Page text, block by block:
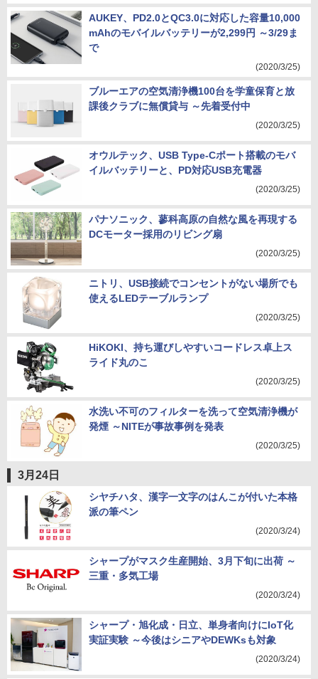
AUKEY、PD2.0とQC3.0に対応した容量10,000
mAhのモバイルバッテリーが2,299円 ～3/29ま
で
(2020/3/25)
ブルーエアの空気清浄機100台を学童保育と放
課後クラブに無償貸与 ～先着受付中
(2020/3/25)
オウルテック、USB Type-Cポート搭載のモバ
イルバッテリーと、PD対応USB充電器
(2020/3/25)
パナソニック、蓼科高原の自然な風を再現する
DCモーター採用のリビング扇
(2020/3/25)
ニトリ、USB接続でコンセントがない場所でも
使えるLEDテーブルランプ
(2020/3/25)
HiKOKI、持ち運びしやすいコードレス卓上ス
ライド丸のこ
(2020/3/25)
水洗い不可のフィルターを洗って空気清浄機が
発煙 ～NITEが事故事例を発表
(2020/3/25)
3月24日
シヤチハタ、漢字一文字のはんこが付いた本格
派の筆ペン
(2020/3/24)
シャープがマスク生産開始、3月下旬に出荷 ～
三重・多気工場
(2020/3/24)
シャープ・旭化成・日立、単身者向けにIoT化
実証実験 ～今後はシニアやDEWKsも対象
(2020/3/24)